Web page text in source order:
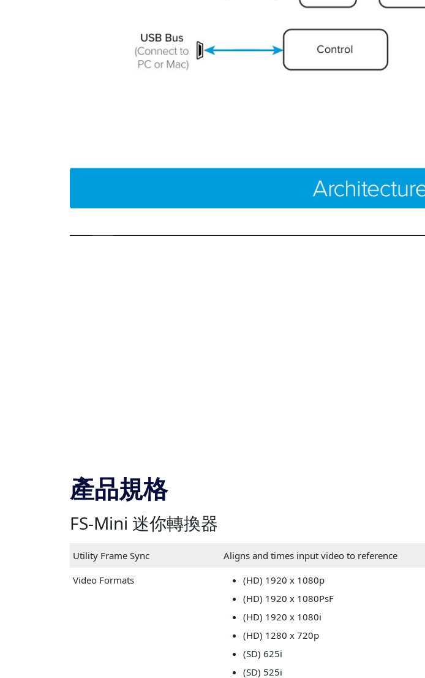
產品規格
FS-Mini 迷你轉換器
Utility Frame Sync
Aligns and times input video to reference
Video Formats
(HD) 1920 x 1080p
(HD) 1920 x 1080PsF
(HD) 1920 x 1080i
(HD) 1280 x 720p
(SD) 625i
(SD) 525i